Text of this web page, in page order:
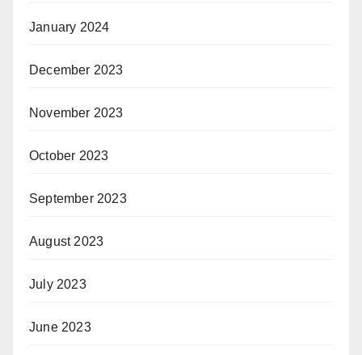
January 2024
December 2023
November 2023
October 2023
September 2023
August 2023
July 2023
June 2023